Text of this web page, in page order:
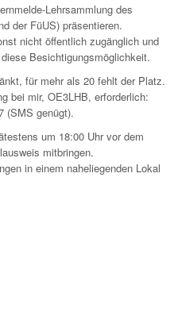
Lehrsammlung des
der FüUS) präsentieren.
nicht öffentlich zugänglich und
Besichtigungsmöglichkeit.
für mehr als 20 fehlt der Platz.
bei mir, OE3LHB, erforderlich:
(SMS genügt).
um 18:00 Uhr vor dem
mitbringen.
in einem naheliegenden Lokal